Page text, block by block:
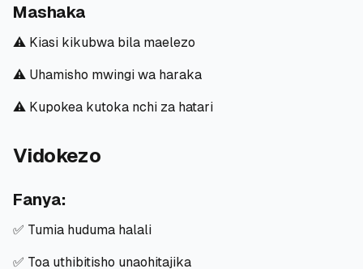
Mashaka
⚠️ Kiasi kikubwa bila maelezo
⚠️ Uhamisho mwingi wa haraka
⚠️ Kupokea kutoka nchi za hatari
Vidokezo
Fanya:
✅ Tumia huduma halali
✅ Toa uthibitisho unaohitajika